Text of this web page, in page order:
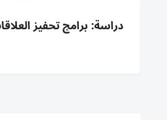
دراسة: برامج تحفيز